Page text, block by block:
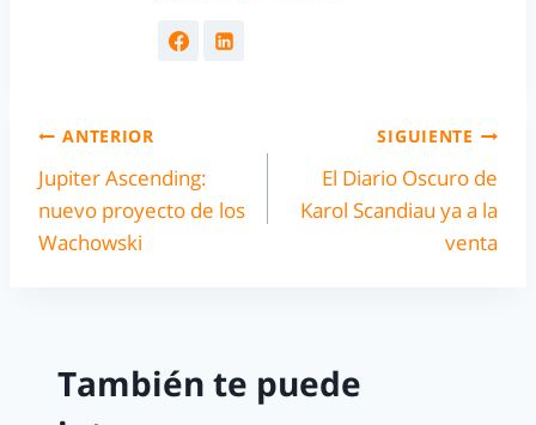
ANTERIOR
Jupiter Ascending:
nuevo proyecto de los
Wachowski
SIGUIENTE
El Diario Oscuro de
Karol Scandiau ya a la
venta
También te puede